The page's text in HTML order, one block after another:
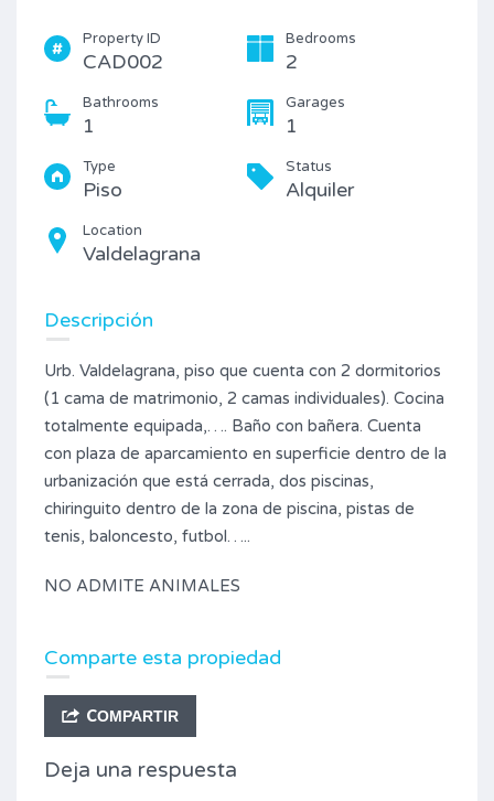
Property ID
CAD002
Bedrooms
2
Bathrooms
1
Garages
1
Type
Piso
Status
Alquiler
Location
Valdelagrana
Descripción
Urb. Valdelagrana, piso que cuenta con 2 dormitorios
(1 cama de matrimonio, 2 camas individuales). Cocina
totalmente equipada,…. Baño con bañera. Cuenta
con plaza de aparcamiento en superficie dentro de la
urbanización que está cerrada, dos piscinas,
chiringuito dentro de la zona de piscina, pistas de
tenis, baloncesto, futbol…..
NO ADMITE ANIMALES
Comparte esta propiedad
COMPARTIR
Deja una respuesta